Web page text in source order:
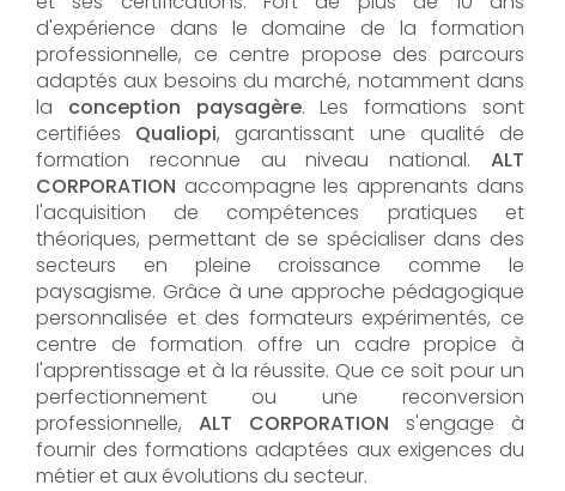
d'expérience dans le domaine de la formation
professionnelle, ce centre propose des parcours
adaptés aux besoins du marché, notamment dans
la conception paysagère. Les formations sont
certifiées Qualiopi, garantissant une qualité de
formation reconnue au niveau national. ALT
CORPORATION accompagne les apprenants dans
l'acquisition de compétences pratiques et
théoriques, permettant de se spécialiser dans des
secteurs en pleine croissance comme le
paysagisme. Grâce à une approche pédagogique
personnalisée et des formateurs expérimentés, ce
centre de formation offre un cadre propice à
l'apprentissage et à la réussite. Que ce soit pour un
perfectionnement ou une reconversion
professionnelle, ALT CORPORATION​​​​​​​ s'engage à
fournir des formations adaptées aux exigences du
métier et aux évolutions du secteur.